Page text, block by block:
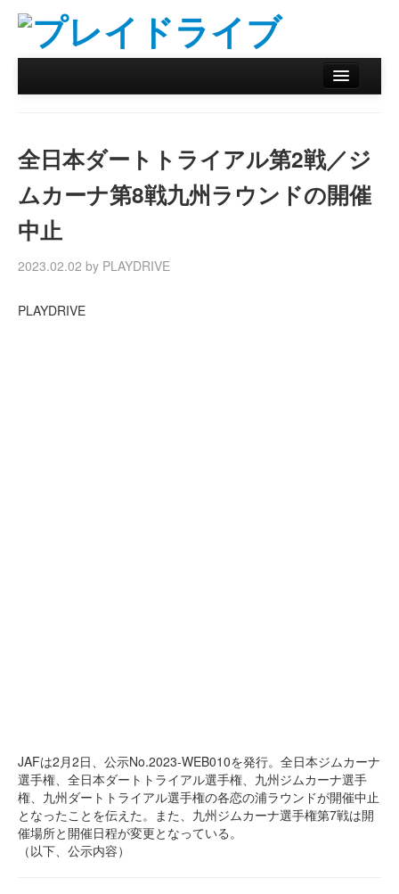
リザルトデータベース
バックナンバー
全日本ダートトライアル第2戦／ジ
ムカーナ第8戦九州ラウンドの開催
中止
2023.02.02 by PLAYDRIVE
PLAYDRIVE
JAFは2月2日、公示No.2023-WEB010を発行。全日本ジムカーナ
選手権、全日本ダートトライアル選手権、九州ジムカーナ選手
権、九州ダートトライアル選手権の各恋の浦ラウンドが開催中止
となったことを伝えた。また、九州ジムカーナ選手権第7戦は開
催場所と開催日程が変更となっている。
（以下、公示内容）